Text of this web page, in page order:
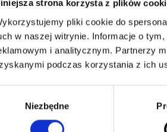
strona korzysta z plików
pliki cookie do
w naszej witrynie. Informacje o
i analitycznym. Partnerzy
podczas korzystania z ich
Niezbędne
5.00 MM)
zł
opcje